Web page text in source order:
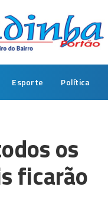
Esporte Política
os
ficarão